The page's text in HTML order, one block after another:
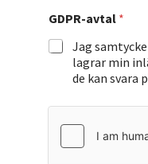
GDPR-avtal *
Jag
lagrar min
de kan svara